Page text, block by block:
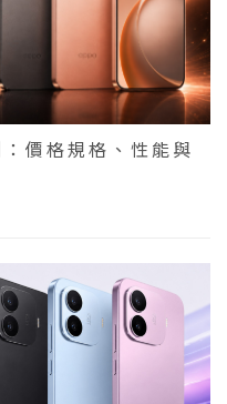
價格規格、性能與